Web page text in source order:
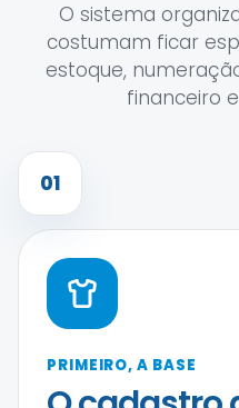
O sistema
costumam ficar
estoque,
financeiro
01
PRIMEIRO, A BASE